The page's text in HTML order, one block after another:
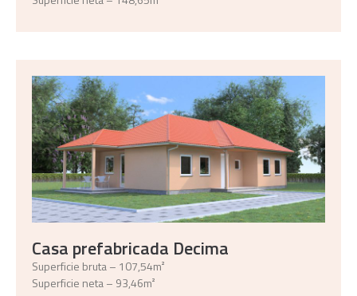
Casa prefabricada Decima
Superficie bruta – 107,54m²
Superficie neta – 93,46m²